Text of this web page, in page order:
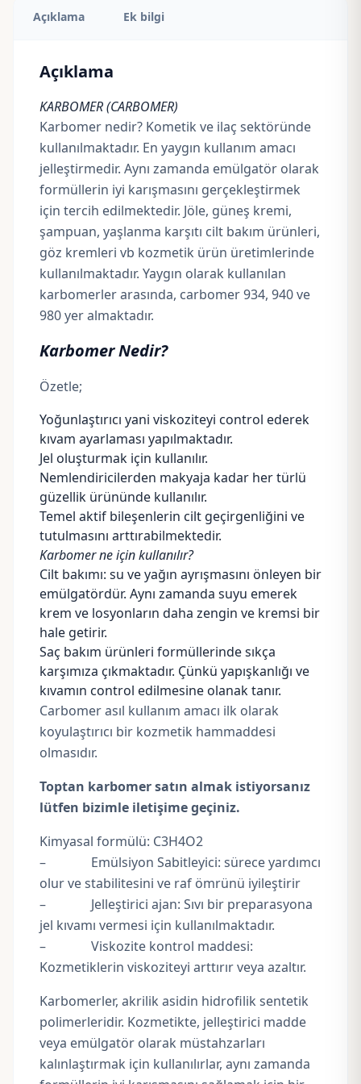
Açıklama Ek bilgi
Açıklama
KARBOMER (CARBOMER)
Karbomer nedir? Kometik ve ilaç sektöründe
kullanılmaktadır. En yaygın kullanım amacı
jelleştirmedir. Aynı zamanda emülgatör olarak
formüllerin iyi karışmasını gerçekleştirmek
için tercih edilmektedir. Jöle, güneş kremi,
şampuan, yaşlanma karşıtı cilt bakım ürünleri,
göz kremleri vb kozmetik ürün üretimlerinde
kullanılmaktadır. Yaygın olarak kullanılan
karbomerler arasında, carbomer934, 940 ve
980yer almaktadır.
Karbomer Nedir?
Özetle;
Yoğunlaştırıcı yani viskoziteyi control ederek
kıvam ayarlaması yapılmaktadır.
Jel oluşturmak için kullanılır.
Nemlendiricilerden makyaja kadar her türlü
güzellik ürününde kullanılır.
Temel aktif bileşenlerin cilt geçirgenliğini ve
tutulmasını arttırabilmektedir.
Karbomer ne için kullanılır?
Cilt bakımı: su ve yağın ayrışmasını önleyen bir
emülgatördür. Aynı zamanda suyu emerek
krem ve losyonların daha zengin ve kremsi bir
hale getirir.
Saç bakım ürünleri formüllerinde sıkça
karşımıza çıkmaktadır. Çünkü yapışkanlığı ve
kıvamın control edilmesine olanak tanır.
Carbomer asıl kullanım amacı ilk olarak
koyulaştırıcı bir kozmetik hammaddesi
olmasıdır.
Toptan karbomer satın almak istiyorsanız
lütfen bizimle iletişime geçiniz.
Kimyasal formülü: C3H4O2
– Emülsiyon Sabitleyici: sürece yardımcı
olur ve stabilitesini ve raf ömrünü iyileştirir
– Jelleştirici ajan: Sıvı bir preparasyona
jel kıvamı vermesi için kullanılmaktadır.
– Viskozite kontrol maddesi:
Kozmetiklerin viskoziteyi arttırır veya azaltır.
Karbomerler, akrilik asidin hidrofilik sentetik
polimerleridir. Kozmetikte, jelleştirici madde
veya emülgatör olarak müstahzarları
kalınlaştırmak için kullanılırlar, aynı zamanda